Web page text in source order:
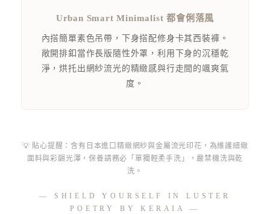
Urban Smart Minimalist 都會俐落風
內搭簡單素色吊帶，下身搭配修身卡其西裝褲。
敞開排釦當作長版隨性外罩，利用下身的沉穩乾
淨，烘托出網紗流光的精緻感與行走間的颯爽氣
度。
💡 貼心提醒：含有日本進口精緻網紗與金屬流光印花，為維護細緻
面料與彩韻光澤，保養請務必「單獨輕柔手洗」，嚴禁機洗與乾
洗。
— SHIELD YOURSELF IN LUSTER
POETRY BY KERAIA —